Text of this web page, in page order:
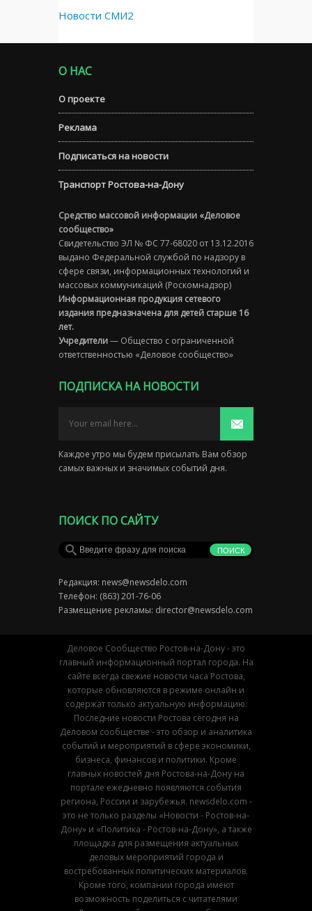
Новости СМИ2
О НАС
О проекте
Реклама
Подписаться на новости
Транспорт Ростова-на-Дону
Средство массовой информации «Деловое
сообщество»
Свидетельство ЭЛ № ФС 77-68020 от 13.12.2016
выдано Федеральной службой по надзору в
сфере связи, информационных технологий и
массовых коммуникаций (Роскомнадзор)
Информационная продукция сетевого
издания предназначена для детей старше 16
лет.
Учредители— Общество с ограниченной
ответственностью «Деловое сообщество»
ПОДПИСКА НА НОВОСТИ
Каждое утро мы будем присылать Вам обзор
самых важных и значимых событий дня.
ПОИСК ПО САЙТУ
Редакция: news@newsdelo.com
Телефон: (863) 201-76-06
Размещение рекламы: director@newsdelo.com
Деловое Сообщество Ростов-на-Дону - это
главный информационный портал города. На
сайте всегда свежие новости часа Ростова,
которые обновляются в режиме онлайн и
содержат только актуальную информацию.
Последние новости Ростова сегодня на
Деловом сообществе - это обзор и аналитика
событий и мероприятий в сфере экономики,
бизнеса, финансов и политики. Кроме
главных новостей дня Ростова-на-Дону на
портале ежедневно появляются события
региона, России и зарубежья. newsdelo.com -
это не только разделы «Новости - Ростов-на-
Дону» и «Политика - Ростов-на-Дону», а также
площадка для размещения актуальных
деловых мероприятий города и
востребованных политических материалов.
Кроме того, компании города имеют
возможность поделиться с читателями